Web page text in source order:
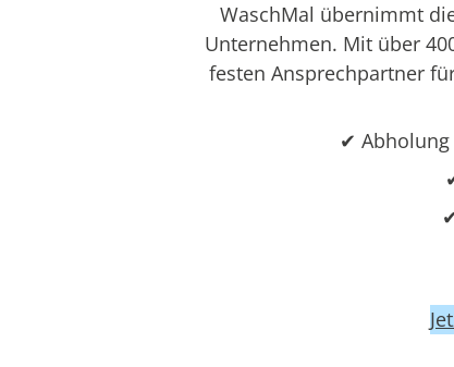
WaschMal übernimmt
Unternehmen. Mit über
festen Ansprechpartner
✔ Abholung